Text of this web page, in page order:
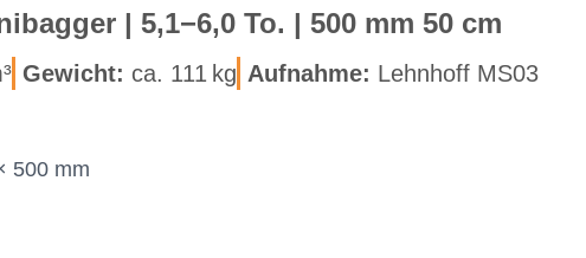
| 5,1−6,0 To. | 500 mm 50 cm
Ge­wicht: ca. 111 kg Auf­nah­me: Lehn­hoff MS03
500 mm